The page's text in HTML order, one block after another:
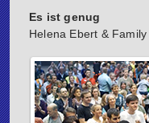
Es ist genug
Helena Ebert & Family